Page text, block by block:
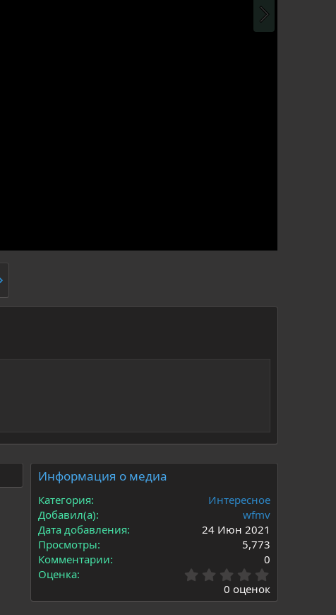
Информация о медиа
Категория
Интересное
Добавил(а)
wfmv
Дата добавления
24 Июн 2021
Просмотры
5,773
Комментарии
0
Оценка
.
0
0 оценок